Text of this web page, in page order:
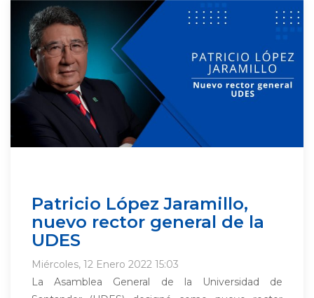
Patricio López Jaramillo,
nuevo rector general de la
UDES
Miércoles, 12 Enero 2022 15:03
La Asamblea General de la Universidad de